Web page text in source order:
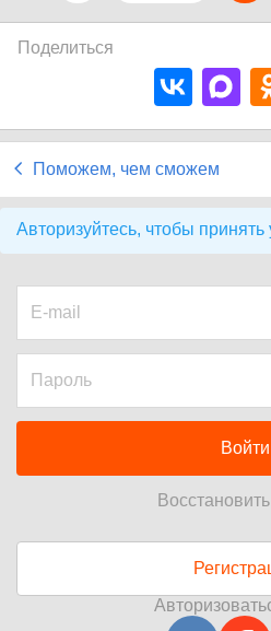
Поделиться
Поможем, чем сможем
Авторизуйтесь, чтобы принять
Войти